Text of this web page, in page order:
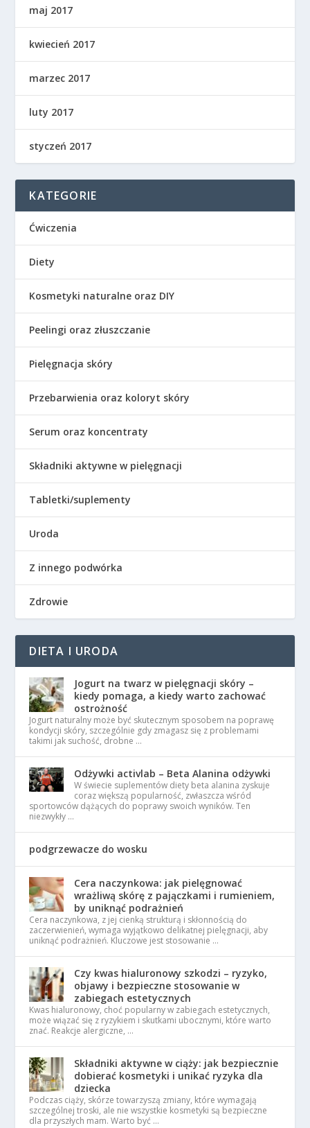
maj 2017
kwiecień 2017
marzec 2017
luty 2017
styczeń 2017
KATEGORIE
Ćwiczenia
Diety
Kosmetyki naturalne oraz DIY
Peelingi oraz złuszczanie
Pielęgnacja skóry
Przebarwienia oraz koloryt skóry
Serum oraz koncentraty
Składniki aktywne w pielęgnacji
Tabletki/suplementy
Uroda
Z innego podwórka
Zdrowie
DIETA I URODA
Jogurt na twarz w pielęgnacji skóry –
kiedy pomaga, a kiedy warto zachować
ostrożność
Jogurt naturalny może być skutecznym sposobem na poprawę
kondycji skóry, szczególnie gdy zmagasz się z problemami
takimi jak suchość, drobne …
Odżywki activlab – Beta Alanina odżywki
W świecie suplementów diety beta alanina zyskuje
coraz większą popularność, zwłaszcza wśród
sportowców dążących do poprawy swoich wyników. Ten
niezwykły …
podgrzewacze do wosku
Cera naczynkowa: jak pielęgnować
wrażliwą skórę z pajączkami i rumieniem,
by uniknąć podrażnień
Cera naczynkowa, z jej cienką strukturą i skłonnością do
zaczerwienień, wymaga wyjątkowo delikatnej pielęgnacji, aby
uniknąć podrażnień. Kluczowe jest stosowanie …
Czy kwas hialuronowy szkodzi – ryzyko,
objawy i bezpieczne stosowanie w
zabiegach estetycznych
Kwas hialuronowy, choć popularny w zabiegach estetycznych,
może wiązać się z ryzykiem i skutkami ubocznymi, które warto
znać. Reakcje alergiczne, …
Składniki aktywne w ciąży: jak bezpiecznie
dobierać kosmetyki i unikać ryzyka dla
dziecka
Podczas ciąży, skórze towarzyszą zmiany, które wymagają
szczególnej troski, ale nie wszystkie kosmetyki są bezpieczne
dla przyszłych mam. Warto być …